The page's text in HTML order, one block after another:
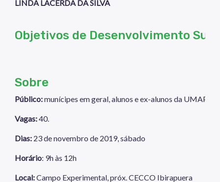
LINDA LACERDA DA SILVA
Objetivos de Desenvolvimento
Sobre
Público:munícipes em geral, alunos e ex-alunos da UMAPAZ
Vagas:40.
Dias: 23 de novembro de 2019, sábado
Horário: 9h às 12h
Local:Campo Experimental, próx. CECCO Ibirapuera